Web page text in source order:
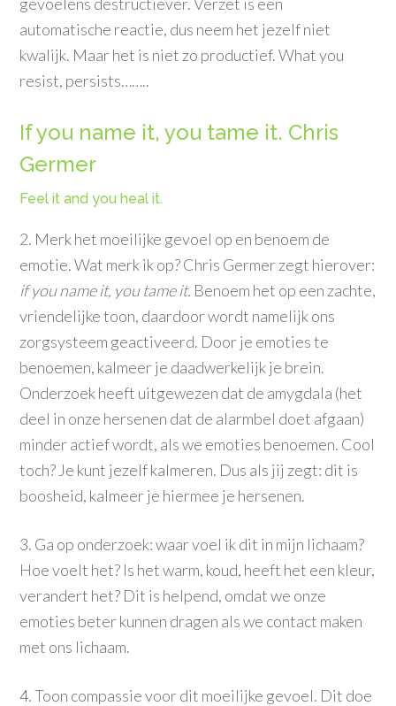
automatische reactie, dus neem het jezelf niet
kwalijk. Maar het is niet zo productief. What you
resist, persists……..
If you name it, you tame it. Chris
Germer
Feel it and you heal it.
2. Merk het moeilijke gevoel op en benoem de
emotie. Wat merk ik op? Chris Germer zegt hierover:
if you name it, you tame it. Benoem het op een zachte,
vriendelijke toon, daardoor wordt namelijk ons
zorgsysteem geactiveerd. Door je emoties te
benoemen, kalmeer je daadwerkelijk je brein.
Onderzoek heeft uitgewezen dat de amygdala (het
deel in onze hersenen dat de alarmbel doet afgaan)
minder actief wordt, als we emoties benoemen. Cool
toch? Je kunt jezelf kalmeren. Dus als jij zegt: dit is
boosheid, kalmeer je hiermee je hersenen.
3. Ga op onderzoek: waar voel ik dit in mijn lichaam?
Hoe voelt het? Is het warm, koud, heeft het een kleur,
verandert het? Dit is helpend, omdat we onze
emoties beter kunnen dragen als we contact maken
met ons lichaam.
4. Toon compassie voor dit moeilijke gevoel. Dit doe